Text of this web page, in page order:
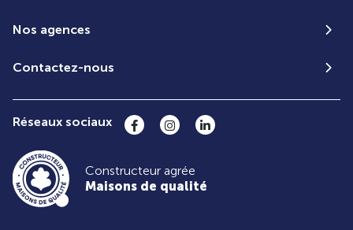
Nos agences
Contactez-nous
Réseaux sociaux
Constructeur agrée
Maisons de qualité